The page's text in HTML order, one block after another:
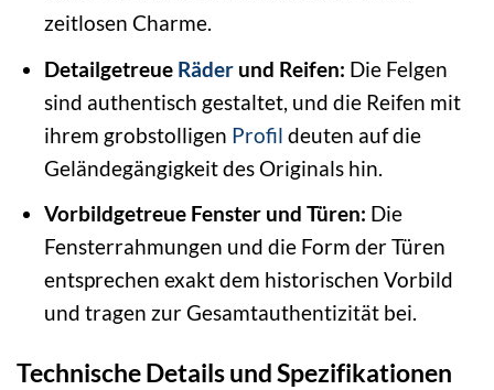
zeitlosen Charme.
Detailgetreue Räderund Reifen: Die Felgen
sind authentisch gestaltet, und die Reifen mit
ihrem grobstolligen Profil deuten auf die
Geländegängigkeit des Originals hin.
Vorbildgetreue Fenster und Türen: Die
Fensterrahmungen und die Form der Türen
entsprechen exakt dem historischen Vorbild
und tragen zur Gesamtauthentizität bei.
Technische Details und Spezifikationen